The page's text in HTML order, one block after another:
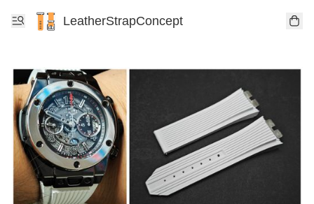
LeatherStrapConcept